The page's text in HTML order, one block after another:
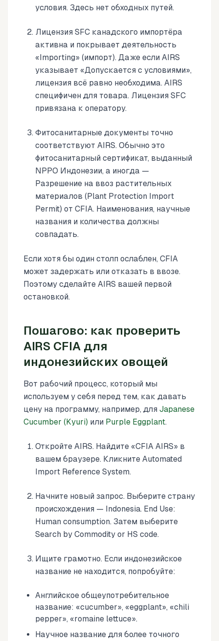
условия. Здесь нет обходных путей.
Лицензия SFC канадского импортёра
активна и покрывает деятельность
«Importing» (импорт). Даже если AIRS
указывает «Допускается с условиями»,
лицензия всё равно необходима. AIRS
специфичен для товара. Лицензия SFC
привязана к оператору.
Фитосанитарные документы точно
соответствуют AIRS. Обычно это
фитосанитарный сертификат, выданный
NPPO Индонезии, а иногда —
Разрешение на ввоз растительных
материалов (Plant Protection Import
Permit) от CFIA. Наименования, научные
названия и количества должны
совпадать.
Если хотя бы один столп ослаблен, CFIA
может задержать или отказать в ввозе.
Поэтому сделайте AIRS вашей первой
остановкой.
Пошагово: как проверить
AIRS CFIA для
индонезийских овощей
Вот рабочий процесс, который мы
используем у себя перед тем, как давать
цену на программу, например, для Japanese
Cucumber (Kyuri) или Purple Eggplant.
Откройте AIRS. Найдите «CFIA AIRS» в
вашем браузере. Кликните Automated
Import Reference System.
Начните новый запрос. Выберите страну
происхождения — Indonesia. End Use:
Human consumption. Затем выберите
Search by Commodity or HS code.
Ищите грамотно. Если индонезийское
название не находится, попробуйте:
Английское общеупотребительное
название: «cucumber», «eggplant», «chili
pepper», «romaine lettuce».
Научное название для более точного